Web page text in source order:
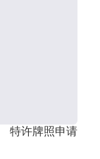
特许牌照申请